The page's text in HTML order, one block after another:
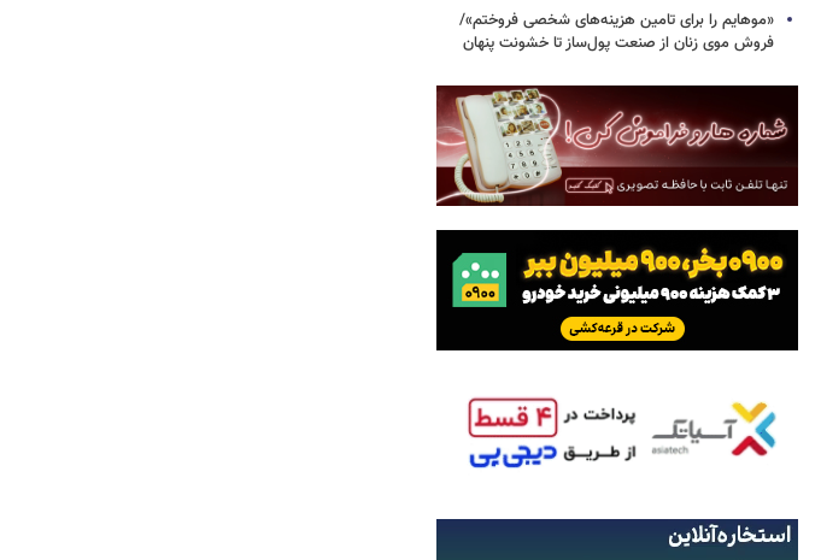
«موهایم را برای تامین هزینه‌های شخصی فروختم»/
فروش موی زنان از صنعت پول‌ساز تا خشونت پنهان